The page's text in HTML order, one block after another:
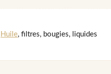
Huile, filtres, bougies, liquides